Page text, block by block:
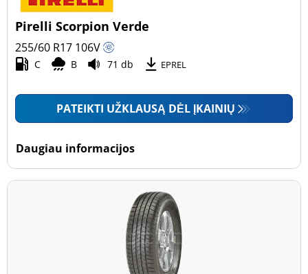
Visureigis (9)
Mažas sunkvežimis (0)
Motociklas (0)
Padanga sustiprintomis sienelėmis
Pirelli Scorpion Verde
255/60 R17 106V
C B 71 db EPREL
PATEIKTI UŽKLAUSĄ DĖL ĮKAINIŲ
Daugiau informacijos